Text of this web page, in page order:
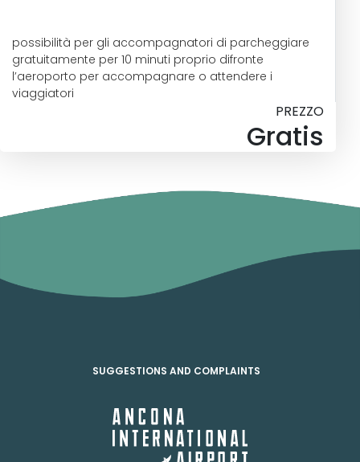
possibilità per gli accompagnatori di parcheggiare
gratuitamente per 10 minuti proprio difronte
l’aeroporto per accompagnare o attendere i
viaggiatori
PREZZO
Gratis
SUGGESTIONS AND COMPLAINTS